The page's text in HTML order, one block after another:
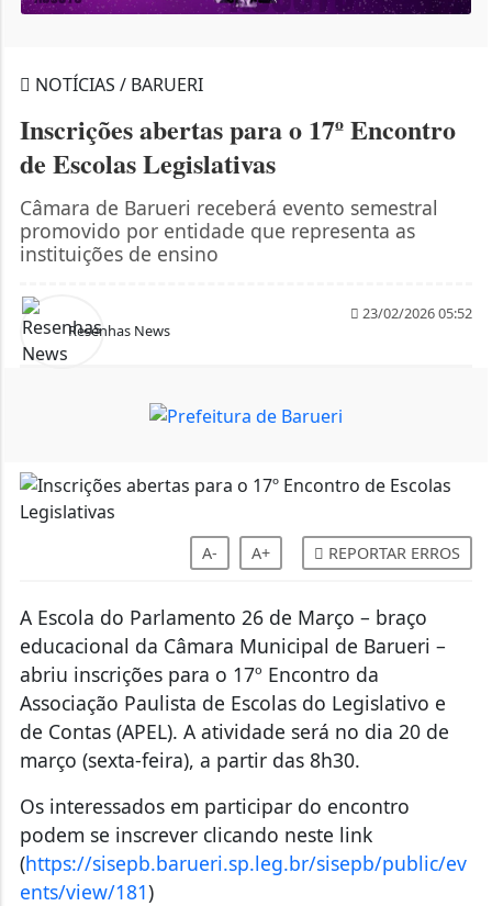
NOTÍCIAS / BARUERI
Inscrições abertas para o 17º Encontro
de Escolas Legislativas
Câmara de Barueri receberá evento semestral
promovido por entidade que representa as
instituições de ensino
Resenhas News
23/02/2026 05:52
A- A+ REPORTAR ERROS
A Escola do Parlamento 26 de Março – braço
educacional da Câmara Municipal de Barueri –
abriu inscrições para o 17º Encontro da
Associação Paulista de Escolas do Legislativo e
de Contas (APEL). A atividade será no dia 20 de
março (sexta-feira), a partir das 8h30.
Os interessados em participar do encontro
podem se inscrever clicando neste link
(https://sisepb.barueri.sp.leg.br/sisepb/public/ev
ents/view/181)